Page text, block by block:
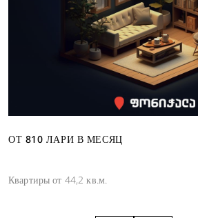
ОТ 810 ЛАРИ В МЕСЯЦ
Квартиры от 44,2 кв.м.